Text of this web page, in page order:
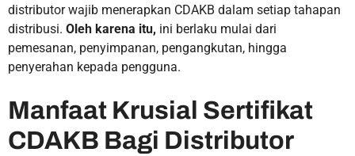
distributor wajib menerapkan CDAKB dalam setiap tahapan
distribusi. Oleh karena itu, ini berlaku mulai dari
pemesanan, penyimpanan, pengangkutan, hingga
penyerahan kepada pengguna.
Manfaat Krusial Sertifikat
CDAKB Bagi Distributor